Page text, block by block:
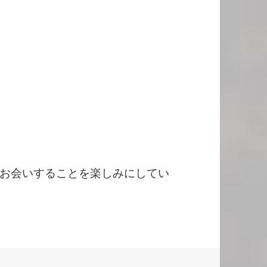
会いすることを楽しみにしてい